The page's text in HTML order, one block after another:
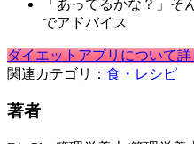
「あってるかな？」
でアドバイス
ダイエットアプリについて
関連カテゴリ： 食・レシピ
著者